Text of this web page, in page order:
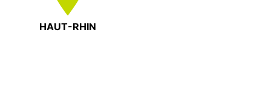
HAUT-RHIN